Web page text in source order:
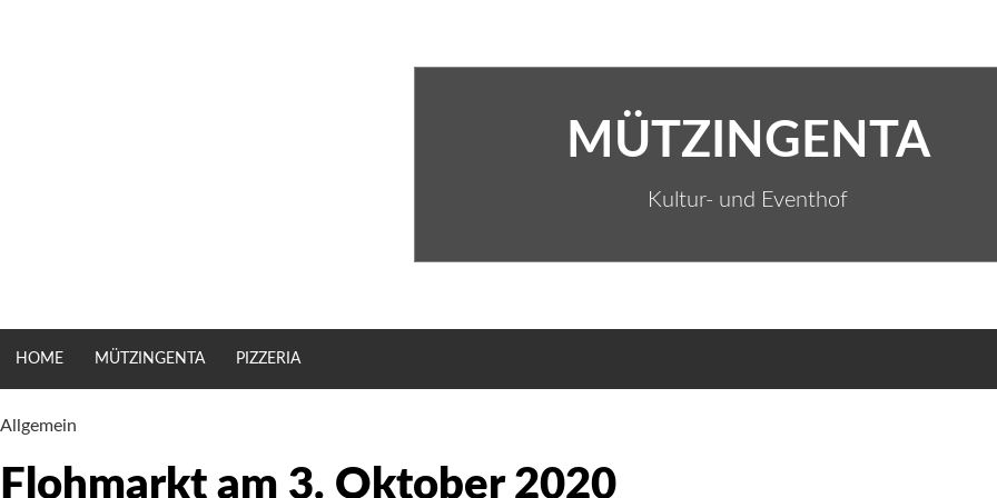
MÜTZINGENTA
Kultur- und Eventhof
HOME MÜTZINGENTA PIZZERIA
Allgemein
Flohmarkt am 3. Oktober 2020